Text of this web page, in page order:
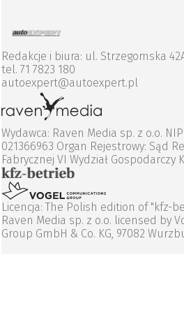
Redakcje i biura: ul. Strzegomska
tel. 71 7823 180
autoexpert@autoexpert.pl
Wydawca: Raven Media sp. z o.o. NIP
021366963 Organ Rejestrowy: Sąd
Fabrycznej VI Wydział Gospodarczy
Licencja: The Polish edition of "kfz-
Raven Media sp. z o.o. licensed by
Group GmbH & Co. KG, 97082